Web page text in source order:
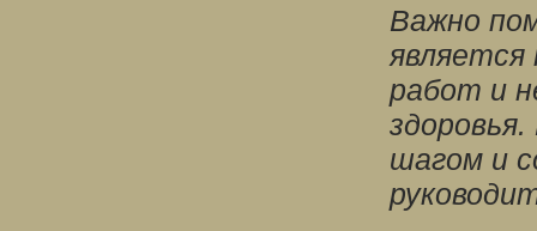
Важно
работ и
шагом и